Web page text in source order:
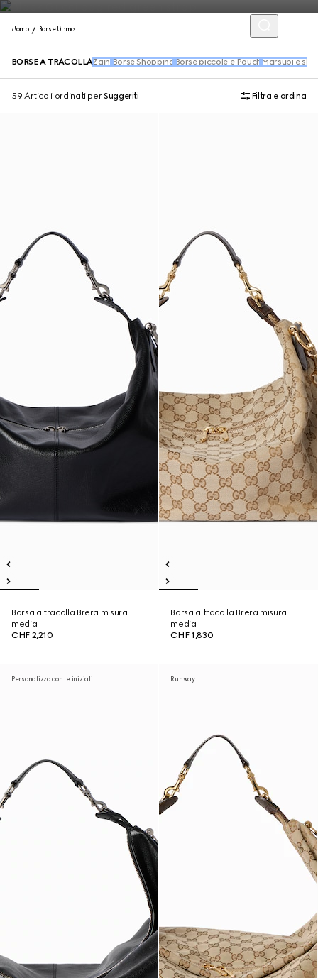
Uomo Borse Uomo
BORSE A TRACOLLAZaini Borse Shopping Borse piccole e Pouch Marsupi e
59 Articoli ordinati perSuggeriti Filtra e ordina
Borsa a tracolla Brera misura
media
CHF 2,210
Borsa a tracolla Brera misura
media
CHF 1,830
Personalizza con le iniziali Runway